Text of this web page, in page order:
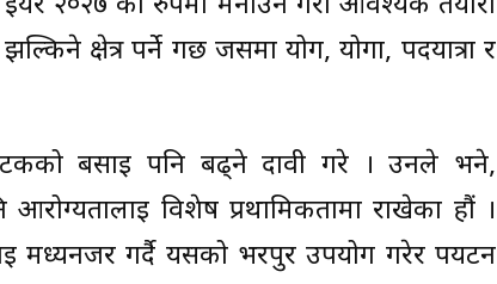
क्षेत्र पर्ने गर्छ जसमा योग, योगा, पदयात्रा र
बसाइ पनि बढ्ने दावी गरे । उनले भने,
विशेष प्रथामिकतामा राखेका हौं ।
मध्यनजर गर्दै यसको भरपुर उपयोग गरेर पर्यटन